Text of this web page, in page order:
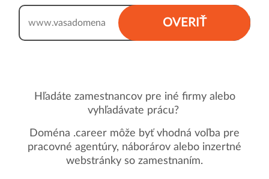
OVERIŤ
www.
Hľadáte zamestnancov pre iné firmy alebo
vyhľadávate prácu?
Doména .career môže byť vhodná voľba pre
pracovné agentúry, náborárov alebo inzertné
webstránky so zamestnaním.